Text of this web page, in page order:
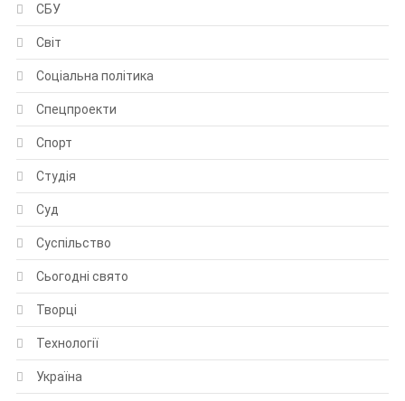
СБУ
Світ
Соціальна політика
Спецпроекти
Спорт
Студія
Суд
Суспільство
Сьогодні свято
Творці
Технології
Україна